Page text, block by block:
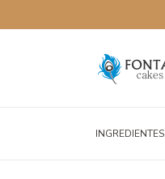
INGREDIENTES